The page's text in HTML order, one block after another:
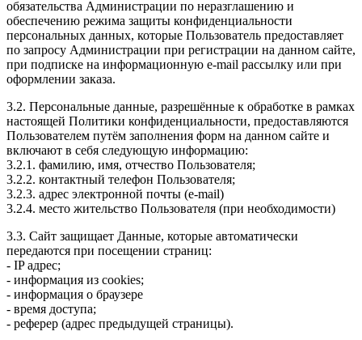
обязательства Администрации по неразглашению и
обеспечению режима защиты конфиденциальности
персональных данных, которые Пользователь предоставляет
по запросу Администрации при регистрации на данном сайте,
при подписке на информационную e-mail рассылку или при
оформлении заказа.
3.2. Персональные данные, разрешённые к обработке в рамках
настоящей Политики конфиденциальности, предоставляются
Пользователем путём заполнения форм на данном сайте и
включают в себя следующую информацию:
3.2.1. фамилию, имя, отчество Пользователя;
3.2.2. контактный телефон Пользователя;
3.2.3. адрес электронной почты (e-mail)
3.2.4. место жительство Пользователя (при необходимости)
3.3. Сайт защищает Данные, которые автоматически
передаются при посещении страниц:
- IP адрес;
- информация из cookies;
- информация о браузере
- время доступа;
- реферер (адрес предыдущей страницы).